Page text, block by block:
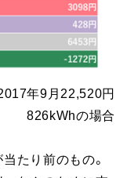
年9月22,520円
826kWhの場合
たり前のもの。